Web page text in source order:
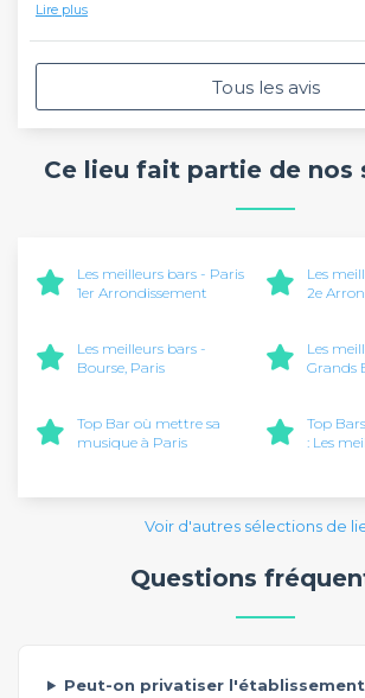
enceintes sont tops et la climatisation était précieuse
Lire plus
Tous les avis
Ce lieu fait partie de nos
Les meilleurs bars - Paris
1er Arrondissement
Les
2e
Les meilleurs bars -
Bourse, Paris
Les
Grands
Top Bar où mettre sa
musique à Paris
Top
: Les
Voir d'autres sélections de
Questions
Peut-on privatiser l'établissement